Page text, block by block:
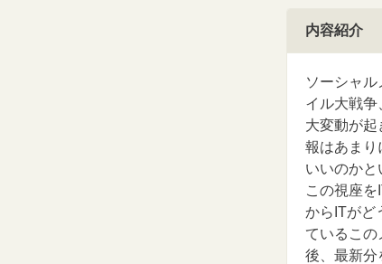
内容紹介
ソーシャ
イル大戦
大変動が
報はあまり
いいのかと
この視座
からITがど
ているこ
後、最新分